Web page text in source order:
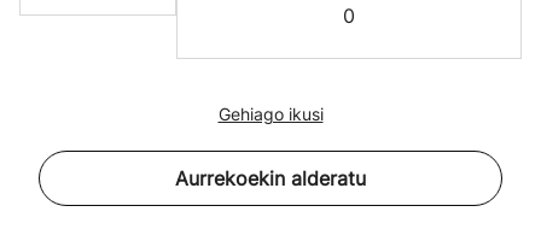
0
Gehiago ikusi
Aurrekoekin alderatu